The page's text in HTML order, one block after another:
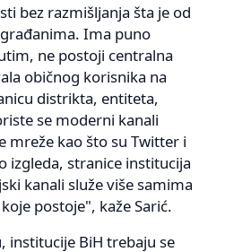
bez razmišljanja šta je od
Ima puno
ne postoji centralna
običnog korisnika na
distrikta, entiteta,
se moderni kanali
mreže kao što su Twitter i
izgleda, stranice institucija
kanali služe više samima
postoje", kaže Sarić.
institucije BiH trebaju se